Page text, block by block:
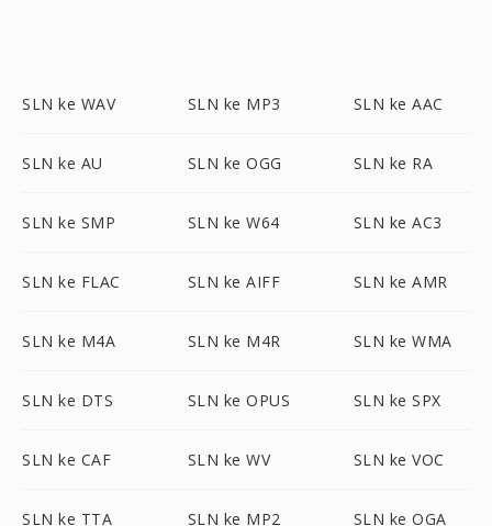
SLN ke WAV SLN ke MP3 SLN ke AAC
SLN ke AU SLN ke OGG SLN ke RA
SLN ke SMP SLN ke W64 SLN ke AC3
SLN ke FLAC SLN ke AIFF SLN ke AMR
SLN ke M4A SLN ke M4R SLN ke WMA
SLN ke DTS SLN ke OPUS SLN ke SPX
SLN ke CAF SLN ke WV SLN ke VOC
SLN ke TTA SLN ke MP2 SLN ke OGA